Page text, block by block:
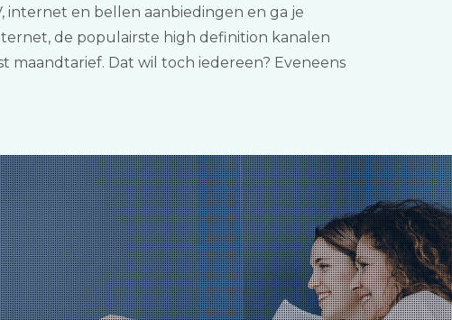
en bellen aanbiedingen en ga je
de populairste high definition kanalen
maandtarief. Dat wil toch iedereen? Eveneens